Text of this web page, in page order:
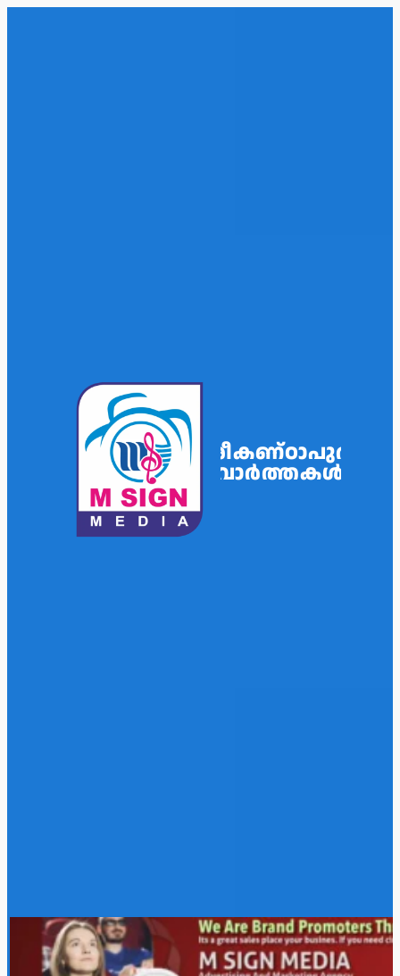
ശ്രീകണ്ഠാപുരം
വാർത്തകൾ